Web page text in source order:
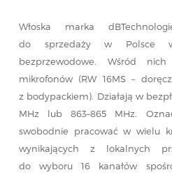
Włoska marka
do sprzedaży w Polsce
bezprzewodowe. Wśród
mikrofonów (RW 16MS –
z bodypackiem). Działają w
MHz lub 863–865 MHz.
swobodnie pracować w wielu
wynikających z lokalnych
do wyboru 16 kanałów